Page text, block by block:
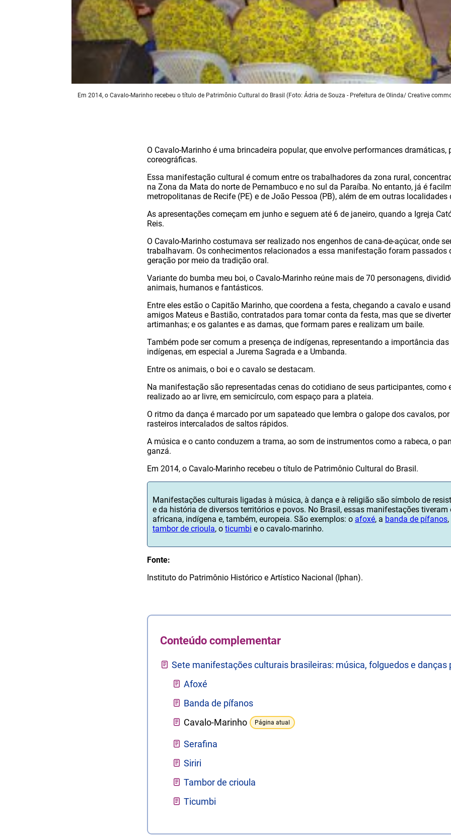
Em 2014, o Cavalo-Marinho recebeu o título de Patrimônio Cultural do Brasil (Foto: Ádria de Souza - Prefeitura de Olinda/ Creative
O Cavalo-Marinho é uma brincadeira popular, que envolve performances dramáticas,
coreográficas.
Essa manifestação cultural é comum entre os trabalhadores da zona rural,
na Zona da Mata do norte de Pernambuco e no sul da Paraíba. No entanto, já é
metropolitanas de Recife (PE) e de João Pessoa (PB), além de em outras localidades
As apresentações começam em junho e seguem até 6 de janeiro, quando a Igreja
Reis.
O Cavalo-Marinho costumava ser realizado nos engenhos de cana-de-açúcar, onde
trabalhavam. Os conhecimentos relacionados a essa manifestação foram passados
geração por meio da tradição oral.
Variante do bumba meu boi, o Cavalo-Marinho reúne mais de 70 personagens,
animais, humanos e fantásticos.
Entre eles estão o Capitão Marinho, que coordena a festa, chegando a cavalo e
amigos Mateus e Bastião, contratados para tomar conta da festa, mas que se
artimanhas; e os galantes e as damas, que formam pares e realizam um baile.
Também pode ser comum a presença de indígenas, representando a importância
indígenas, em especial a Jurema Sagrada e a Umbanda.
Entre os animais, o boi e o cavalo se destacam.
Na manifestação são representadas cenas do cotidiano de seus participantes, como
realizado ao ar livre, em semicírculo, com espaço para a plateia.
O ritmo da dança é marcado por um sapateado que lembra o galope dos cavalos,
rasteiros intercalados de saltos rápidos.
A música e o canto conduzem a trama, ao som de instrumentos como a rabeca, o
ganzá.
Em 2014, o Cavalo-Marinho recebeu o título de Patrimônio Cultural do Brasil.
Manifestações culturais ligadas à música, à dança e à religião são símbolo de
e da história de diversos territórios e povos. No Brasil, essas manifestações
africana, indígena e, também, europeia. São exemplos: o afoxé, a banda de pífanos
tambor de crioula, o ticumbi e o cavalo-marinho.
Fonte:
Instituto do Patrimônio Histórico e Artístico Nacional (Iphan).
Conteúdo complementar
Sete manifestações culturais brasileiras: música, folguedos e danças
Afoxé
Banda de pífanos
Cavalo-Marinho
Página atual
Serafina
Siriri
Tambor de crioula
Ticumbi